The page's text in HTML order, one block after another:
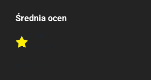
Średnia ocen
Rate this item: